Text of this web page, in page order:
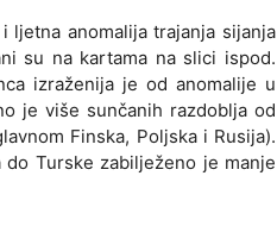
ljetna anomalija trajanja sijanja
su na kartama na slici ispod.
izraženija je od anomalije u
je više sunčanih razdoblja od
Finska, Poljska i Rusija).
Turske zabilježeno je manje